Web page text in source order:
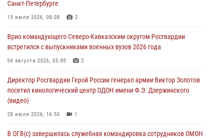
В Саранске росгвардейцы приняли участие в 25‑летии канонизации
07 августа 2026, 06:15 7
Росгвардейцы оказали адресную помощь жителям Луганской
07 августа 2026, 05:00
Санкт-Петербурге
13 июля 2026, 08:08 2
Врио командующего Северо-Кавказским округом Росгвардии
встретился с выпускниками военных вузов 2026 года
04 августа 2026, 05:00 2
Директор Росгвардии Герой России генерал армии Виктор Золотов
посетил кинологический центр ОДОН имени Ф.Э. Дзержинского
(видео)
28 июля 2026, 16:50 1
В ОГВ(с) завершилась служебная командировка сотрудников ОМОН